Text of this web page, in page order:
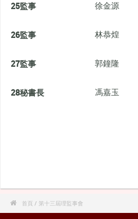
25監事 徐金源
26監事 林恭煌
27監事 郭鐘隆
28秘書長 馮嘉玉
 首頁 / 第十三屆理監事會